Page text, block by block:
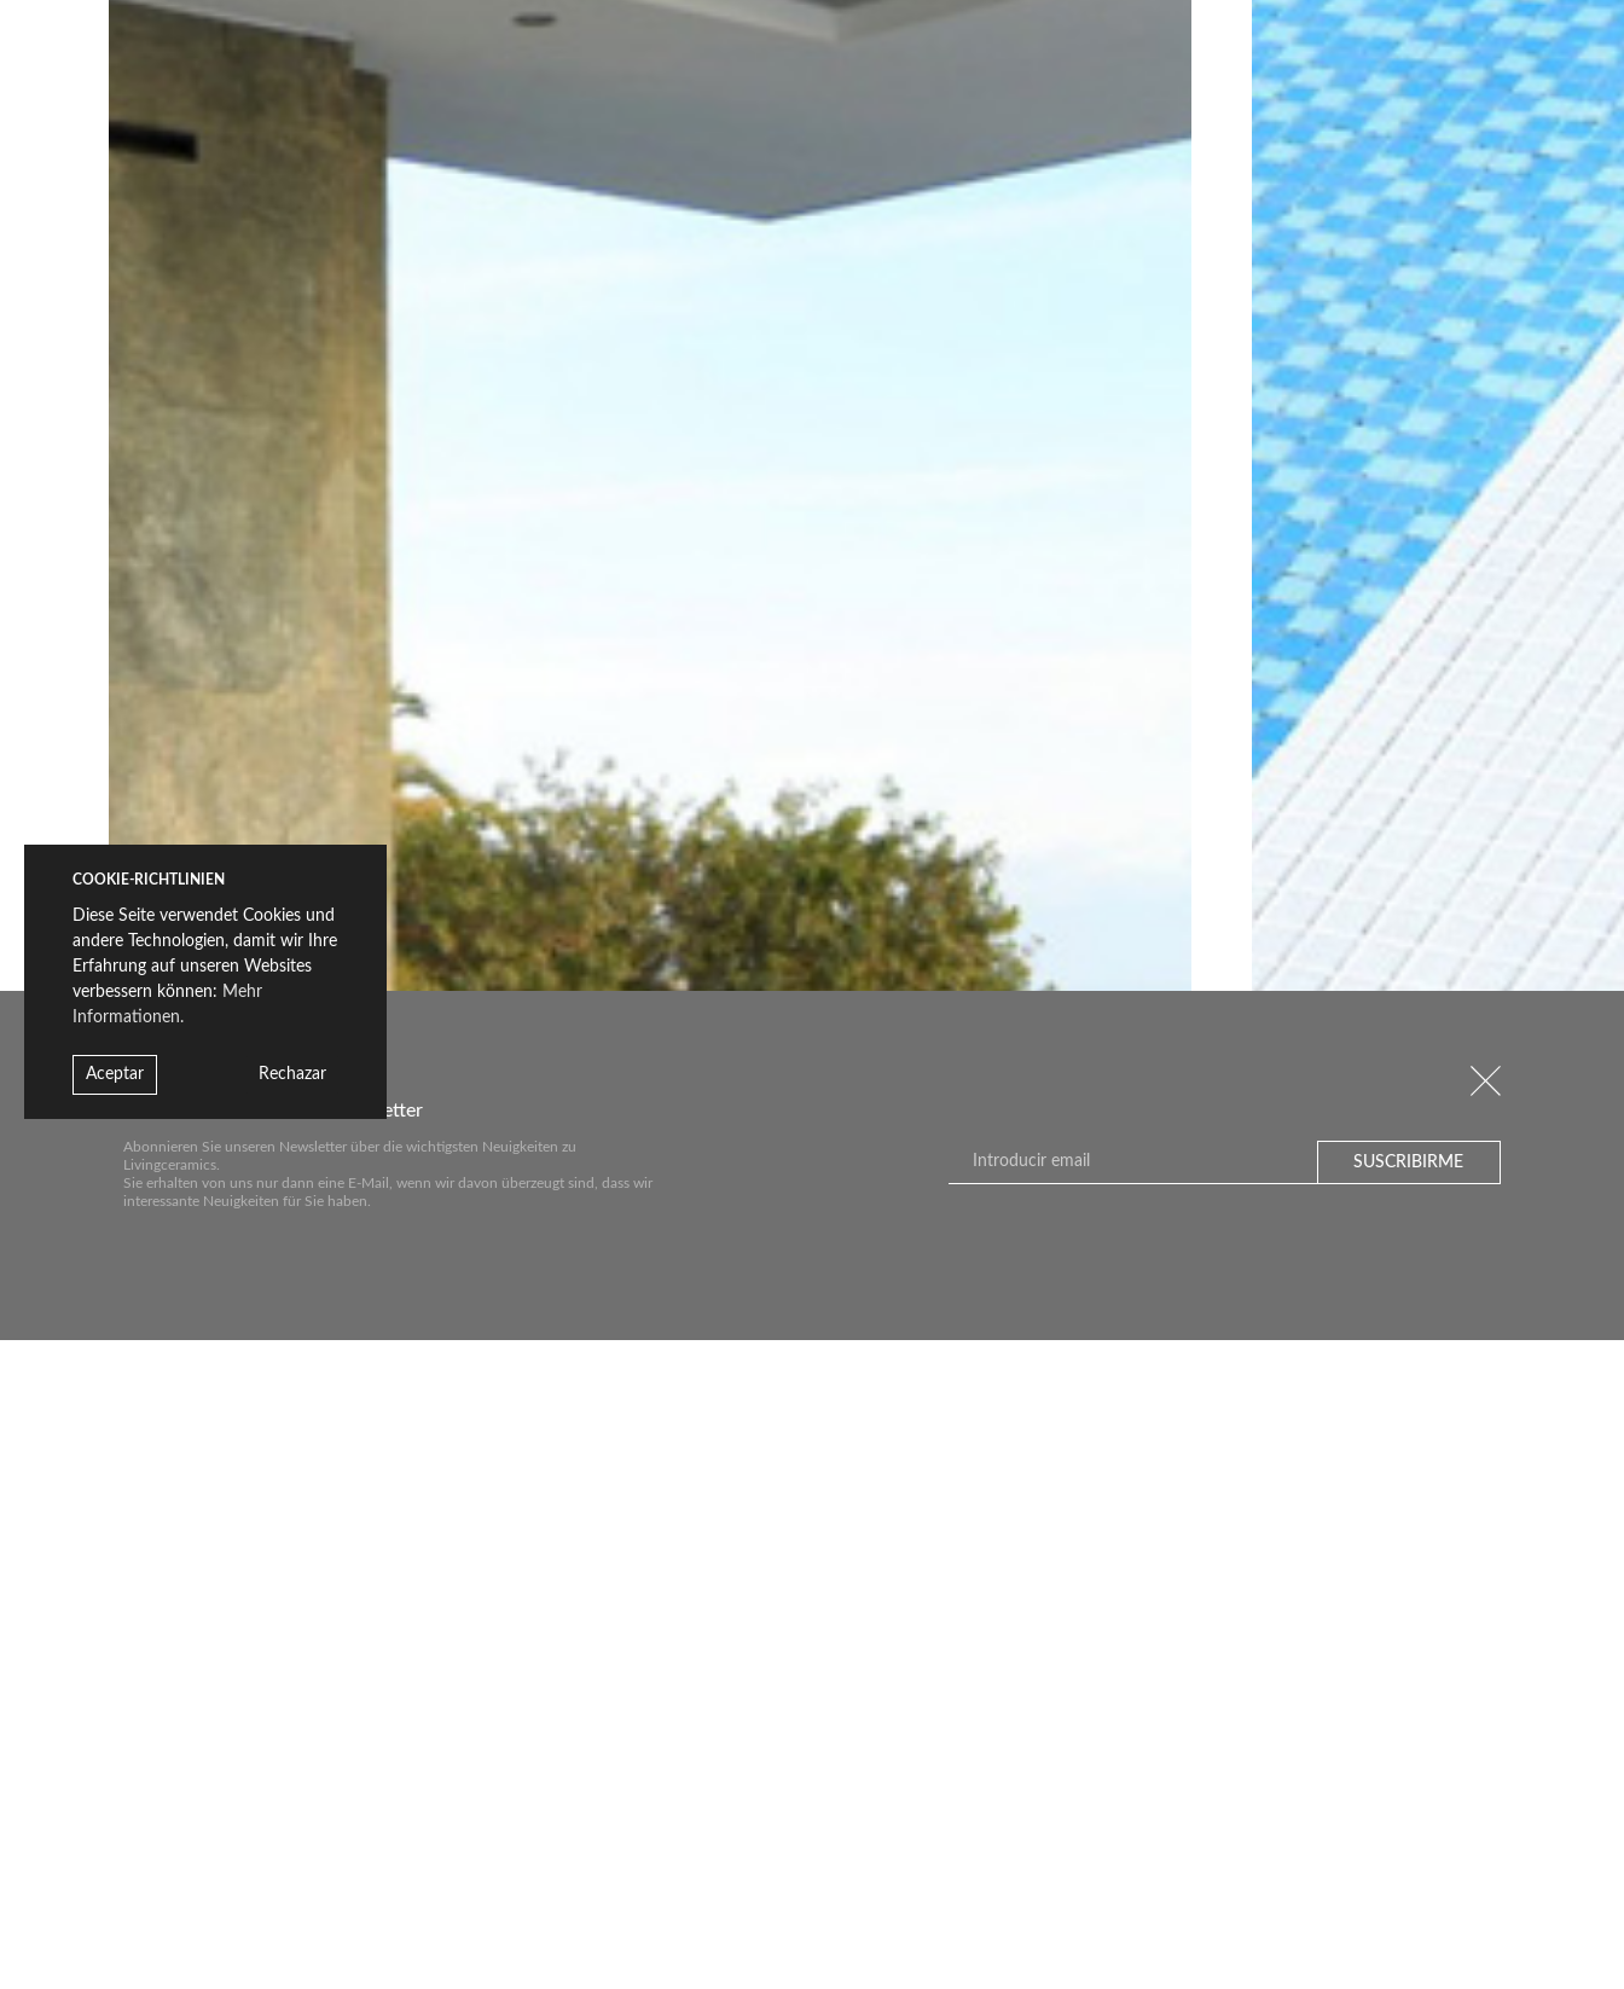
Abonnieren Sie unseren Newsletter
Abonnieren Sie unseren Newsletter über die wichtigsten Neuigkeiten zu
Livingceramics.
Sie erhalten von uns nur dann eine E-Mail, wenn wir davon überzeugt sind, dass wir
interessante Neuigkeiten für Sie haben.
COOKIE-RICHTLINIEN
Diese Seite verwendet Cookies und
andere Technologien, damit wir Ihre
Erfahrung auf unseren Websites
verbessern können: Mehr
Informationen.
Aceptar Rechazar